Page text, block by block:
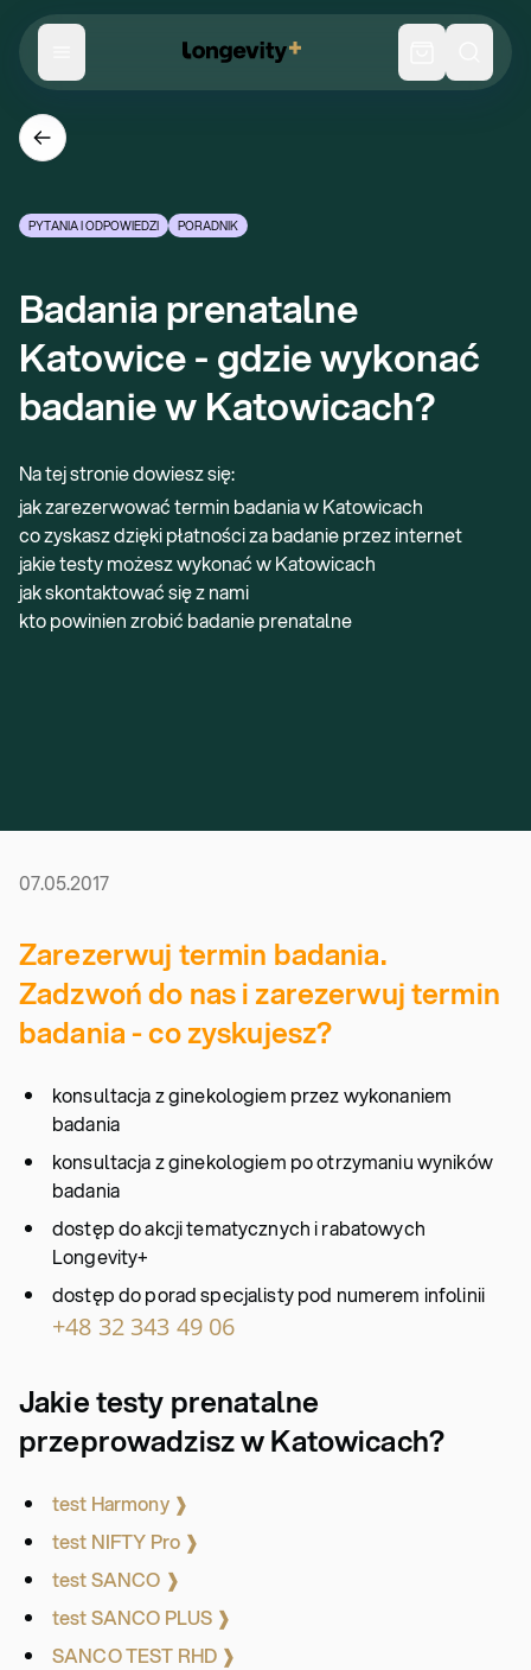
PYTANIA I ODPOWIEDZI PORADNIK
Badania prenatalne
Katowice - gdzie wykonać
badanie w Katowicach?
Na tej stronie dowiesz się:
jak zarezerwować termin badania w Katowicach
co zyskasz dzięki płatności za badanie przez internet
jakie testy możesz wykonać w Katowicach
jak skontaktować się z nami
kto powinien zrobić badanie prenatalne
07.05.2017
Zarezerwuj termin badania.
Zadzwoń do nas i zarezerwuj termin
badania - co zyskujesz?
konsultacja z ginekologiem przez wykonaniem
badania
konsultacja z ginekologiem po otrzymaniu wyników
badania
dostęp do akcji tematycznych i rabatowych
Longevity+
dostęp do porad specjalisty pod numerem infolinii
+48 32 343 49 06
Jakie testy prenatalne
przeprowadzisz w Katowicach?
test Harmony ❱
test NIFTY Pro ❱
test SANCO ❱
test SANCO PLUS ❱
SANCO TEST RHD ❱